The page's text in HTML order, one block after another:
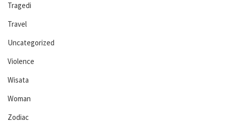
Tragedi
Travel
Uncategorized
Violence
Wisata
Woman
Zodiac